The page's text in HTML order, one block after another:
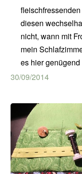
diesen
nicht, wann mit
mein
es hier
30/09/2014